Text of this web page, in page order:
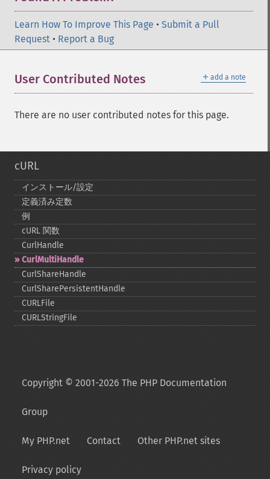
Learn How To Improve This Page • Submit a Pull
Request • Report a Bug
＋ add a note
User Contributed Notes
There are no user contributed notes for this page.
cURL
インストール/設定
定義済み定数
例
cURL 関数
CurlHandle
CurlMultiHandle
CurlShareHandle
CurlSharePersistentHandle
CURLFile
CURLStringFile
Copyright © 2001-2026 The PHP Documentation
Group
My PHP.net Contact Other PHP.net sites
Privacy policy